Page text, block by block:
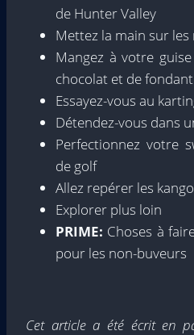
de Hunter Valley
Mettez la main sur les
Mangez à votre
chocolat et de fondant
Essayez-vous au
Détendez-vous dans
Perfectionnez votre
de golf
Allez repérer les
Explorer plus loin
PRIME: Choses à
pour les non-buveurs
Cet article a été écrit en